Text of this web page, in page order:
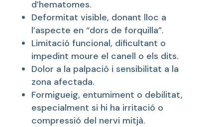
d’hematomes.
Deformitat visible, donant lloc a
l’aspecte en “dors de forquilla”.
Limitació funcional, dificultant o
impedint moure el canell o els dits.
Dolor a la palpació i sensibilitat a la
zona afectada.
Formigueig, entumiment o debilitat,
especialment si hi ha irritació o
compressió del nervi mitjà.